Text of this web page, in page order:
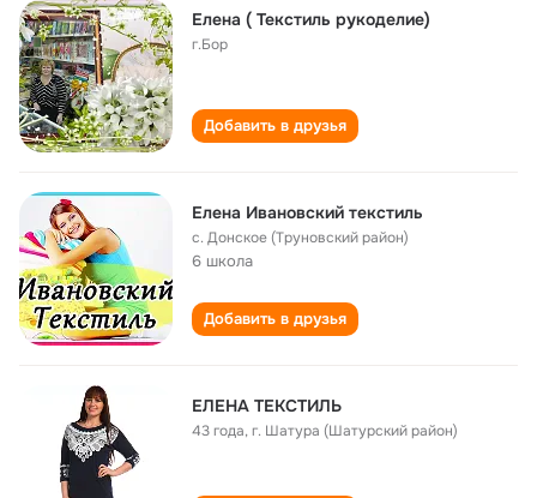
Елена ( Текстиль рукоделие)
г.Бор
Добавить в друзья
Елена Ивановский текстиль
с. Донское (Труновский район)
6 школа
Добавить в друзья
ЕЛЕНА ТЕКСТИЛЬ
43 года,г. Шатура (Шатурский район)